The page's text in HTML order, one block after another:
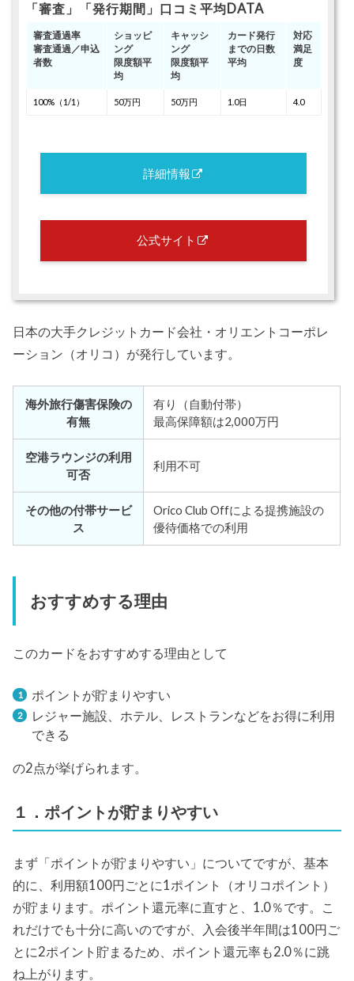
「審査」「発行期間」口コミ平均DATA
審査通過率
審査通過／申込
者数
ショッピ
ング
限度額平
均
キャッシ
ング
限度額平
均
カード発行
までの日数
平均
対応
満足
度
100%（1/1） 50万円 50万円 1.0日 4.0
詳細情報
公式サイト
日本の大手クレジットカード会社・オリエントコーポレ
ーション（オリコ）が発行しています。
海外旅行傷害保険の
有無
有り（自動付帯）
最高保障額は2,000万円
空港ラウンジの利用
可否
利用不可
その他の付帯サービ
ス
Orico Club Offによる提携施設の
優待価格での利用
おすすめする理由
このカードをおすすめする理由として
ポイントが貯まりやすい
レジャー施設、ホテル、レストランなどをお得に利用
できる
の2点が挙げられます。
１．ポイントが貯まりやすい
まず「ポイントが貯まりやすい」についてですが、基本
的に、利用額100円ごとに1ポイント（オリコポイント）
が貯まります。ポイント還元率に直すと、1.0％です。こ
れだけでも十分に高いのですが、入会後半年間は100円ご
とに2ポイント貯まるため、ポイント還元率も2.0％に跳
ね上がります。